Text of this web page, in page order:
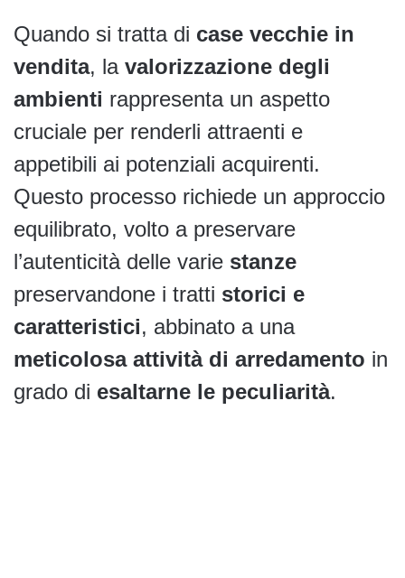
Quando si tratta di case vecchie in
vendita, la valorizzazione degli
ambienti rappresenta un aspetto
cruciale per renderli attraenti e
appetibili ai potenziali acquirenti.
Questo processo richiede un approccio
equilibrato, volto a preservare
l’autenticità delle varie stanze
preservandone i tratti storici e
caratteristici, abbinato a una
meticolosa attività di arredamento in
grado di esaltarne le peculiarità.